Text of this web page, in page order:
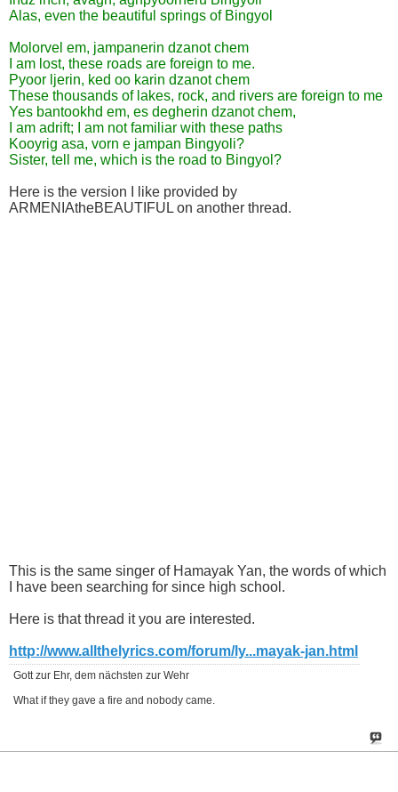
Alas, even the beautiful springs of Bingyol
Molorvel em, jampanerin dzanot chem
I am lost, these roads are foreign to me.
Pyoor ljerin, ked oo karin dzanot chem
These thousands of lakes, rock, and rivers are foreign to me
Yes bantookhd em, es degherin dzanot chem,
I am adrift; I am not familiar with these paths
Kooyrig asa, vorn e jampan Bingyoli?
Sister, tell me, which is the road to Bingyol?
Here is the version I like provided by
ARMENIAtheBEAUTIFUL on another thread.
This is the same singer of Hamayak Yan, the words of which
I have been searching for since high school.
Here is that thread it you are interested.
http://www.allthelyrics.com/forum/ly...mayak-jan.html
Gott zur Ehr, dem nächsten zur Wehr
What if they gave a fire and nobody came.